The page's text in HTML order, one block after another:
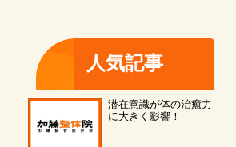
人気記事
潜在意識が体の治癒力
に大きく影響！